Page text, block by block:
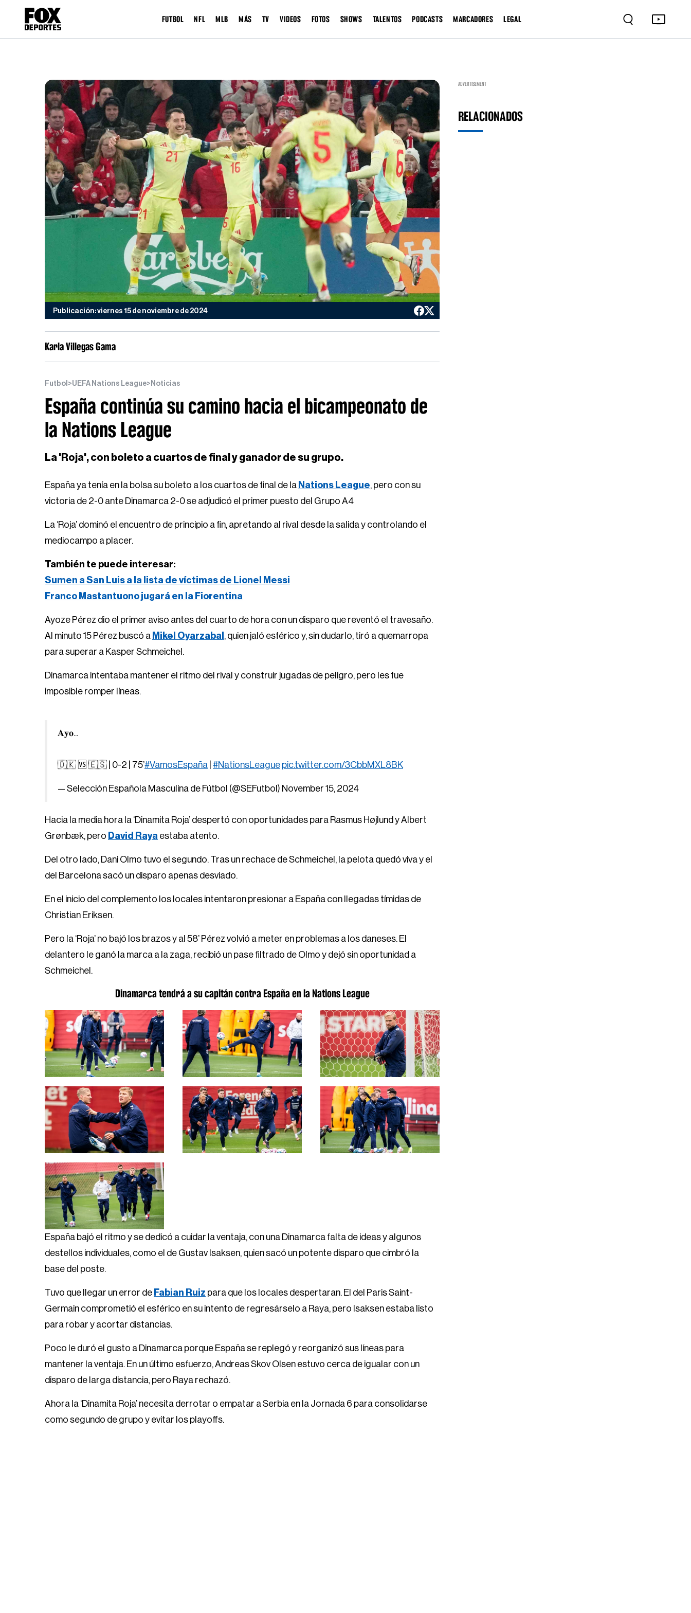
FUTBOL NFL MLB MÁS TV VIDEOS FOTOS SHOWS TALENTOS PODCASTS MARCADORES LEGAL
Publicación: viernes 15 de noviembre de 2024
Karla Villegas Gama
Futbol >UEFA Nations League> Noticias
España continúa su camino hacia el bicampeonato de
la Nations League
La 'Roja', con boleto a cuartos de final y ganador de su grupo.
España ya tenía en la bolsa su boleto a los cuartos de final de la Nations League, pero con su
victoria de 2-0 ante Dinamarca 2-0 se adjudicó el primer puesto del Grupo A4
La ‘Roja’ dominó el encuentro de principio a fin, apretando al rival desde la salida y controlando el
mediocampo a placer.
También te puede interesar:
Sumen a San Luis a la lista de víctimas de Lionel Messi
Franco Mastantuono jugará en la Fiorentina
Ayoze Pérez dio el primer aviso antes del cuarto de hora con un disparo que reventó el travesaño.
Al minuto 15 Pérez buscó a Mikel Oyarzabal , quien jaló esférico y, sin dudarlo, tiró a quemarropa
para superar a Kasper Schmeichel.
Dinamarca intentaba mantener el ritmo del rival y construir jugadas de peligro, pero les fue
imposible romper líneas.
𝐀𝐲𝐨...
🇩🇰 🆚 🇪🇸 | 0-2 | 75’#VamosEspaña #NationsLeague pic.twitter.com/3CbbMXL8BK
— Selección Española Masculina de Fútbol (@SEFutbol) November 15, 2024
Hacia la media hora la ‘Dinamita Roja’ despertó con oportunidades para Rasmus Højlund y Albert
Grønbæk, pero David Raya estaba atento.
Del otro lado, Dani Olmo tuvo el segundo. Tras un rechace de Schmeichel, la pelota quedó viva y el
del Barcelona sacó un disparo apenas desviado.
En el inicio del complemento los locales intentaron presionar a España con llegadas tímidas de
Christian Eriksen.
Pero la ‘Roja’ no bajó los brazos y al 58’ Pérez volvió a meter en problemas a los daneses. El
delantero le ganó la marca a la zaga, recibió un pase filtrado de Olmo y dejó sin oportunidad a
Schmeichel.
Dinamarca tendrá a su capitán contra España en la Nations League
España bajó el ritmo y se dedicó a cuidar la ventaja, con una Dinamarca falta de ideas y algunos
destellos individuales, como el de Gustav Isaksen, quien sacó un potente disparo que cimbró la
base del poste.
Tuvo que llegar un error de Fabian Ruiz para que los locales despertaran. El del Paris Saint-
Germain comprometió el esférico en su intento de regresárselo a Raya, pero Isaksen estaba listo
para robar y acortar distancias.
Poco le duró el gusto a Dinamarca porque España se replegó y reorganizó sus líneas para
mantener la ventaja. En un último esfuerzo, Andreas Skov Olsen estuvo cerca de igualar con un
disparo de larga distancia, pero Raya rechazó.
Ahora la ‘Dinamita Roja’ necesita derrotar o empatar a Serbia en la Jornada 6 para consolidarse
como segundo de grupo y evitar los playoffs.
ADVERTISEMENT
RELACIONADOS